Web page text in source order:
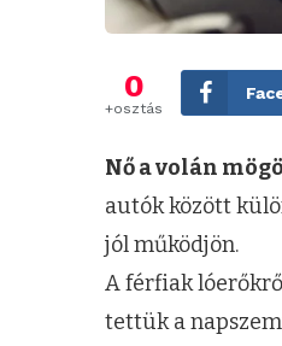
0
+osztás
Nő a volán
autók között
jól működjön.
A férfiak
tettük a